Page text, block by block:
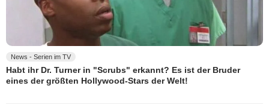
News - Serien im TV
Habt ihr Dr. Turner in "Scrubs" erkannt? Es ist der Bruder
eines der größten Hollywood-Stars der Welt!